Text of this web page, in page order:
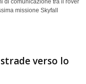
di comunicazione tra il rover
missione Skyfall
verso lo